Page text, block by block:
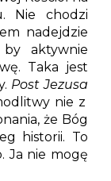
Nie chodzi
nadejdzie
aktywnie
Taka jest
Post Jezusa
nie z
że Bóg
historii. To
Ja nie mogę